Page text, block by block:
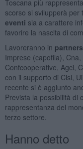
Toscana più
scorso si svilupperà
eventi sia a carattere
favorire la nascita di
Lavoreranno in
Imprese (capofila),
Confcooperative, Agci,
con il supporto di Cisl,
recente si è aggiunto
Prevista la possibilità di
rappresentanza del
terzo settore.
Hanno detto